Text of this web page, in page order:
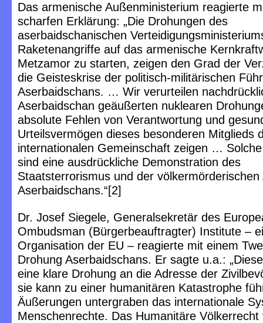
Das armenische Außenministerium reagierte
scharfen Erklärung: „Die Drohungen des
aserbaidschanischen
Raketenangriffe auf das armenische
Metzamor zu starten, zeigen den Grad der
die Geisteskrise der politisch-militärischen
Aserbaidschans. … Wir verurteilen
Aserbaidschan geäußerten nuklearen
absolute Fehlen von Verantwortung und
Urteilsvermögen dieses besonderen Mitglieds
internationalen Gemeinschaft zeigen …
sind eine ausdrückliche Demonstration des
Staatsterrorismus und der völkermörderischen
Aserbaidschans.“[2]
Dr. Josef Siegele, Generalsekretär des
Ombudsman (Bürgerbeauftragter) Institute –
Organisation der EU – reagierte mit einem
Drohung Aserbaidschans. Er sagte u.a.:
eine klare Drohung an die Adresse der
sie kann zu einer humanitären Katastrophe
Äußerungen untergraben das internationale
Menschenrechte. Das Humanitäre Völkerrecht